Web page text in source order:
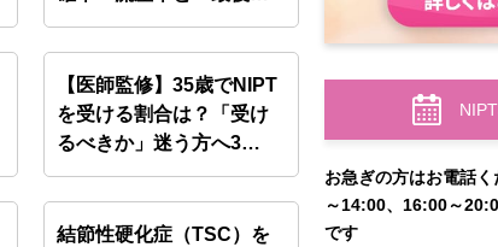
選…
【医師監修】35歳でNIPT
を受ける割合は？「受け
るべきか」迷う方へ3…
結節性硬化症（TSC）を
お急ぎの方はお電話
～14:00、16:00～
です